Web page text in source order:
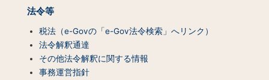
法令等
税法（e-Govの「e-Gov法令検索」へリンク）
法令解釈通達
その他法令解釈に関する情報
事務運営指針